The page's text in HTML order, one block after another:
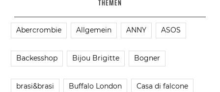
THEMEN
Abercrombie Allgemein ANNY ASOS
Backesshop Bijou Brigitte Bogner
brasi&brasi Buffalo London Casa di falcone